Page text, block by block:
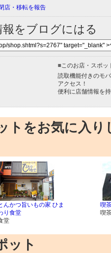
店・移転を報告
をブログにはる
■このお店・スポッ
読取機能付きのモ
アクセス！
便利に店舗情報を
トをお気に入
んかつ旨いもの家 ひま
り食堂
堂
喫
喫
ット